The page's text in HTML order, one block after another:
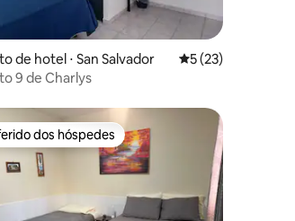
média de 5, 91 avaliações
de hotel ⋅ San Salvador 5 de uma
5 (23)
9 de Charlys
dos hóspedes
dos hóspedes